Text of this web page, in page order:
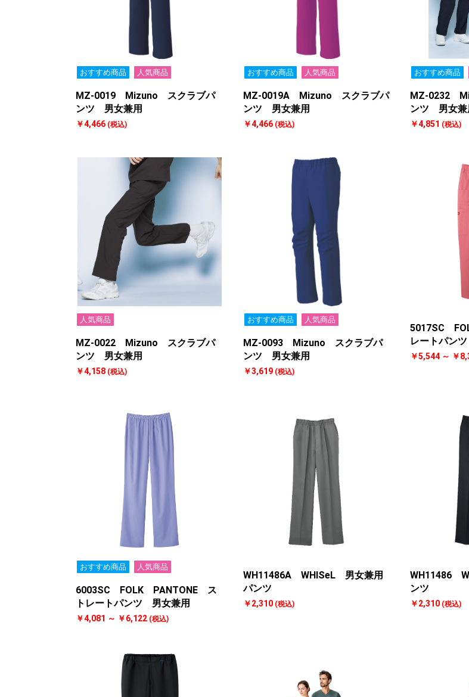
おすすめ商品 人気商品
MZ-0019 Mizuno スクラブパ
ンツ 男女兼用
￥4,466 (税込)
おすすめ商品 人気商品
MZ-0019A Mizuno スクラブパ
ンツ 男女兼用
￥4,466 (税込)
おすすめ商品
MZ-0232
ンツ 男女兼
￥4,851 (税込)
人気商品
MZ-0022 Mizuno スクラブパ
ンツ 男女兼用
￥4,158 (税込)
おすすめ商品 人気商品
MZ-0093 Mizuno スクラブパ
ンツ 男女兼用
￥3,619 (税込)
5017SC
レートパン
￥5,544 ～ ￥
おすすめ商品 人気商品
6003SC FOLK PANTONE ス
トレートパンツ 男女兼用
￥4,081 ～ ￥6,122 (税込)
WH11486A WHISeL 男女兼用
パンツ
￥2,310 (税込)
WH11486
ンツ
￥2,310 (税込)